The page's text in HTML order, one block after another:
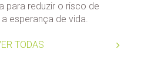
para reduzir o risco de
esperança de vida.
TODAS